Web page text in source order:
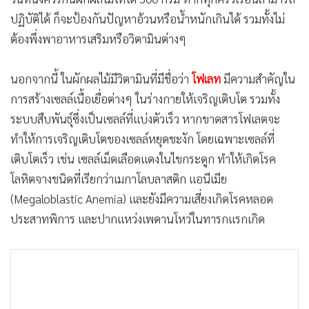
ปฏิบัติได้ ก็จะป้องกันปัญหาอ้วนหรือน้ำหนักเกินได้ รวมทั้งไม่
ต้องพึ่งพาอาหารเสริมหรือวิตามินต่างๆ
นอกจากนี้ ในผักผลไม้มีวิตามินที่มีชื่อว่า โฟเลทมีความสำคัญใน
การสร้างเซลล์เนื้อเยื่อต่างๆ ในร่างกายให้เจริญเติบโต รวมทั้ง
ระบบสืบพันธุ์ซึ่งเป็นเซลล์ที่แบ่งตัวเร็ว หากขาดสารโฟเลตจะ
ทำให้การเจริญเติบโตของเซลล์หยุดชะงัก โดยเฉพาะเซลล์ที่
เติบโตเร็ว เช่น เซลล์เม็ดเลือดแดงในไขกระดูก ทำให้เกิดโรค
โลหิตจางชนิดที่เรียกว่าเมกาโลบลาสติก แอนีเมีย
(Megaloblastic Anemia) และยังมีความเสี่ยงเกิดโรคหลอด
ประสาทพิการ และปากแหว่งเพดานโหว่ในทารกแรกเกิด